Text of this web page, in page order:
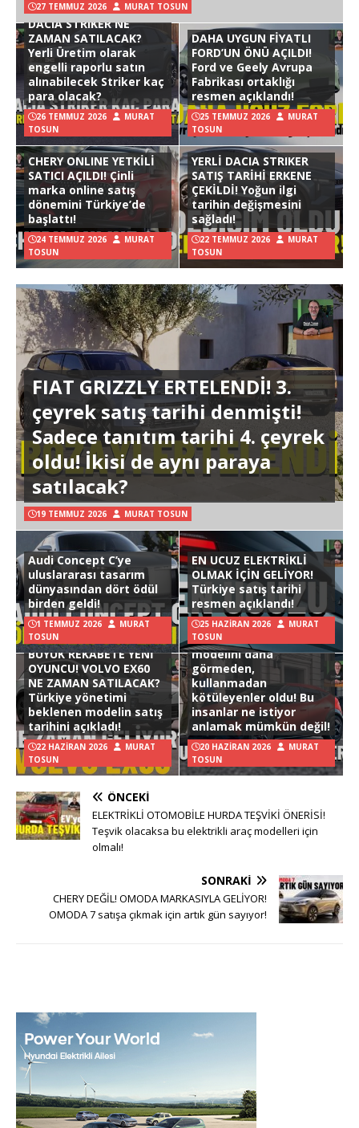
27 TEMMUZ 2026 MURAT TOSUN
DACIA STRIKER NE
ZAMAN SATILACAK?
Yerli Üretim olarak
engelli raporlu satın
alınabilecek Striker kaç
para olacak?
26 TEMMUZ 2026
MURAT
TOSUN
DAHA UYGUN FİYATLI
FORD’UN ÖNÜ AÇILDI!
Ford ve Geely Avrupa
Fabrikası ortaklığı
resmen açıklandı!
25 TEMMUZ 2026
MURAT
TOSUN
CHERY ONLINE YETKİLİ
SATICI AÇILDI! Çinli
marka online satış
dönemini Türkiye’de
başlattı!
24 TEMMUZ 2026
MURAT
TOSUN
YERLİ DACIA STRIKER
SATIŞ TARİHİ ERKENE
ÇEKİLDİ! Yoğun ilgi
tarihin değişmesini
sağladı!
22 TEMMUZ 2026
MURAT
TOSUN
FIAT GRIZZLY ERTELENDİ! 3.
çeyrek satış tarihi denmişti!
Sadece tanıtım tarihi 4. çeyrek
oldu! İkisi de aynı paraya
satılacak?
19 TEMMUZ 2026 MURAT TOSUN
Audi Concept C’ye
uluslararası tasarım
dünyasından dört ödül
birden geldi!
1 TEMMUZ 2026
MURAT
TOSUN
EN UCUZ ELEKTRİKLİ
OLMAK İÇİN GELİYOR!
Türkiye satış tarihi
resmen açıklandı!
25 HAZIRAN 2026
MURAT
TOSUN
BÜYÜK REKABETE YENİ
OYUNCU! VOLVO EX60
NE ZAMAN SATILACAK?
Türkiye yönetimi
beklenen modelin satış
tarihini açıkladı!
22 HAZIRAN 2026
MURAT
TOSUN
Hyundai Ioniq 3
modelini daha
görmeden,
kullanmadan
kötüleyenler oldu! Bu
insanlar ne istiyor
anlamak mümkün değil!
20 HAZIRAN 2026
MURAT
TOSUN
ÖNCEKI
ELEKTRİKLİ OTOMOBİLE HURDA TEŞVİKİ ÖNERİSİ!
Teşvik olacaksa bu elektrikli araç modelleri için
olmalı!
SONRAKI
CHERY DEĞİL! OMODA MARKASIYLA GELİYOR!
OMODA 7 satışa çıkmak için artık gün sayıyor!